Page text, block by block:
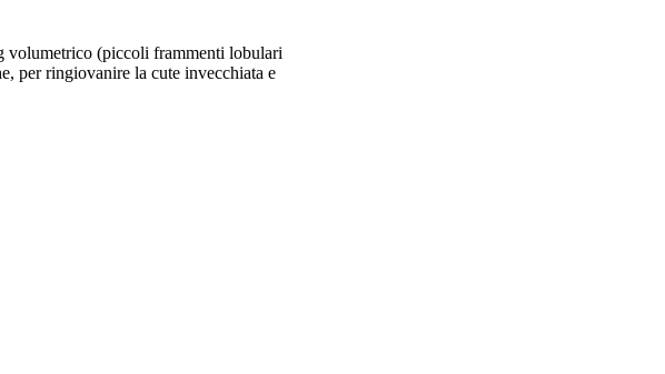
volumetrico (piccoli frammenti lobulari
per ringiovanire la cute invecchiata e